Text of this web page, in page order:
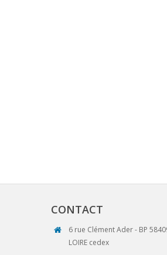
CONTACT
6 rue Clément Ader - BP
LOIRE cedex